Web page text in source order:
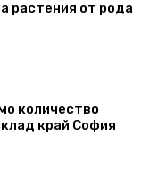
растения от рода
количество
край София